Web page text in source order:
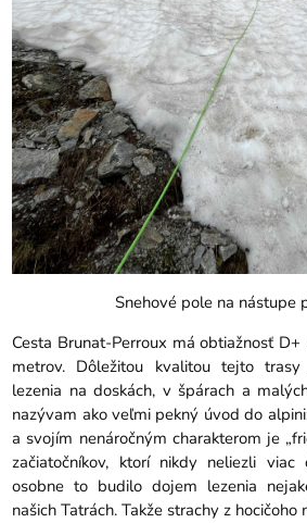
Snehové pole na nástupe
Cesta Brunat-Perroux má obtiažnosť
metrov. Dôležitou kvalitou tejto
lezenia na doskách, v špárach a
nazývam ako veľmi pekný úvod do
a svojím nenáročným charakterom je
začiatočníkov, ktorí nikdy neliezli
osobne to budilo dojem lezenia
našich Tatrách. Takže strachy z hocičoho